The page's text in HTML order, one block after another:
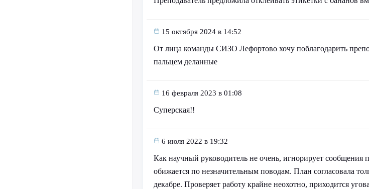
15 октября 2024 в 14:52
От лица команды СИЗО Лефортово хочу поблагодарить
пальцем деланные
16 февраля 2023 в 01:08
Суперская!!
6 июля 2022 в 19:32
Как научный руководитель не очень, игнорирует сообщения
обижается по незначительным поводам. План согласовала
декабре. Проверяет работу крайне неохотно, приходится